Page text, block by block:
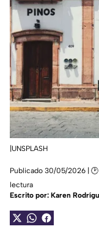
|UNSPLASH
Publicado 30/05/2026 |
lectura
Escrito por: Karen